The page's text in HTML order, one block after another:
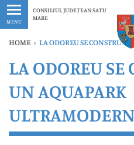
MENU
CONSILIUL JUDEȚEAN SATU
MARE
Ultimele
HOME › LA ODOREU SE
LA ODOREU SE
UN AQUAPARK
ULTRAMODERN